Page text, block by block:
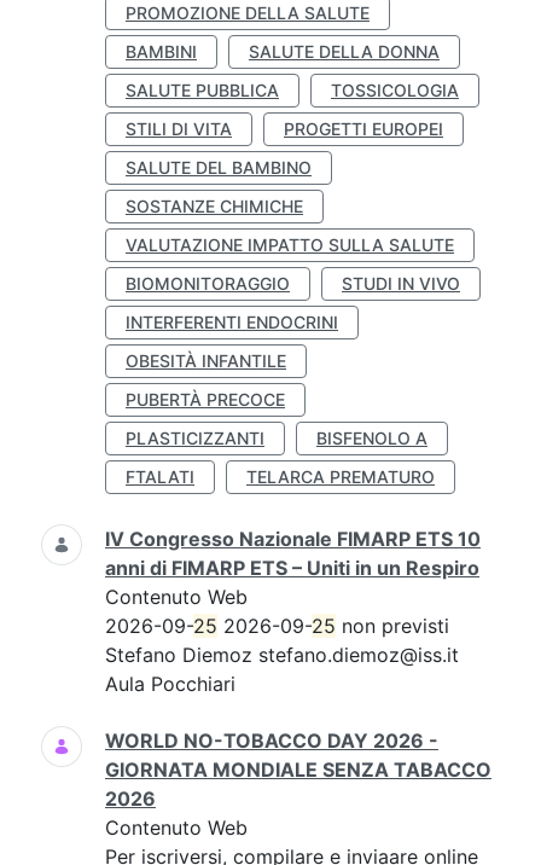
PROMOZIONE DELLA SALUTE
BAMBINI
SALUTE DELLA DONNA
SALUTE PUBBLICA
TOSSICOLOGIA
STILI DI VITA
PROGETTI EUROPEI
SALUTE DEL BAMBINO
SOSTANZE CHIMICHE
VALUTAZIONE IMPATTO SULLA SALUTE
BIOMONITORAGGIO
STUDI IN VIVO
INTERFERENTI ENDOCRINI
OBESITÀ INFANTILE
PUBERTÀ PRECOCE
PLASTICIZZANTI
BISFENOLO A
FTALATI
TELARCA PREMATURO
IV Congresso Nazionale FIMARP ETS 10
anni di FIMARP ETS – Uniti in un Respiro
Contenuto Web
2026-09-25 2026-09-25 non previsti
Stefano Diemoz stefano.diemoz@iss.it
Aula Pocchiari
WORLD NO-TOBACCO DAY 2026 -
GIORNATA MONDIALE SENZA TABACCO
2026
Contenuto Web
Per iscriversi, compilare e inviaare online